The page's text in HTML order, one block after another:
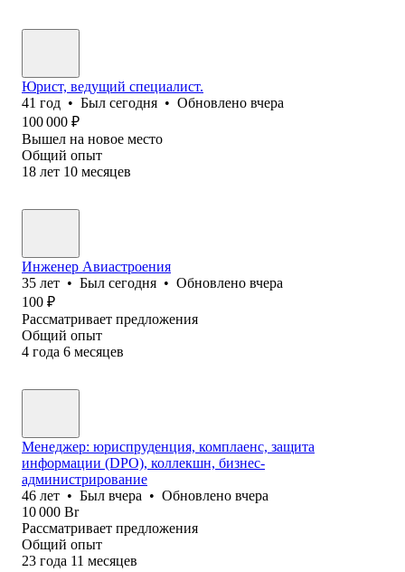
Юрист, ведущий специалист.
41 год • Был сегодня • Обновлено вчера
100 000 ₽
Вышел на новое место
Общий опыт
18 лет 10 месяцев
Инженер Авиастроения
35 лет • Был сегодня • Обновлено вчера
100 ₽
Рассматривает предложения
Общий опыт
4 года 6 месяцев
Менеджер: юриспруденция, комплаенс, защита
информации (DPO), коллекшн, бизнес-
администрирование
46 лет • Был вчера • Обновлено вчера
10 000 Br
Рассматривает предложения
Общий опыт
23 года 11 месяцев